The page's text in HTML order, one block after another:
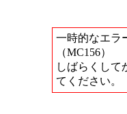
一時的なエラ
（MC156）
しばらくして
てください。